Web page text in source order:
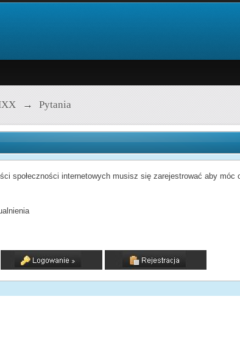
→ Pytania
społeczności internetowych musisz się zarejestrować aby